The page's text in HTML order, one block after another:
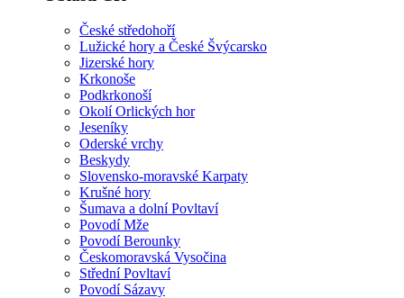
České středohoří
Lužické hory a České Švýcarsko
Jizerské hory
Krkonoše
Podkrkonoší
Okolí Orlických hor
Jeseníky
Oderské vrchy
Beskydy
Slovensko-moravské Karpaty
Krušné hory
Šumava a dolní Povltaví
Povodí Mže
Povodí Berounky
Českomoravská Vysočina
Střední Povltaví
Povodí Sázavy